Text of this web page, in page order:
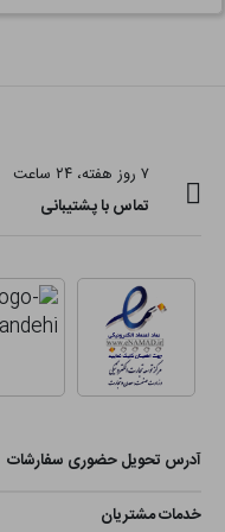
۷ روز هفته، ۲۴ ساعت
تماس با پشتیبانی
آدرس تحویل حضوری سفارشات
خدمات مشتریان